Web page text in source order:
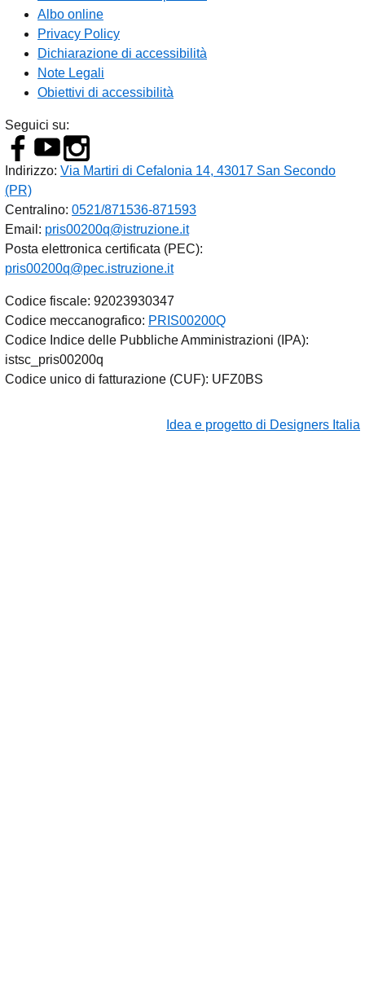
Albo online
Privacy Policy
Dichiarazione di accessibilità
Note Legali
Obiettivi di accessibilità
Seguici su:
Indirizzo: Via Martiri di Cefalonia 14, 43017 San Secondo
(PR)
Centralino: 0521/871536-871593
Email: pris00200q@istruzione.it
Posta elettronica certificata (PEC):
pris00200q@pec.istruzione.it
Codice fiscale: 92023930347
Codice meccanografico: PRIS00200Q
Codice Indice delle Pubbliche Amministrazioni (IPA):
istsc_pris00200q
Codice unico di fatturazione (CUF): UFZ0BS
Idea e progetto di Designers Italia